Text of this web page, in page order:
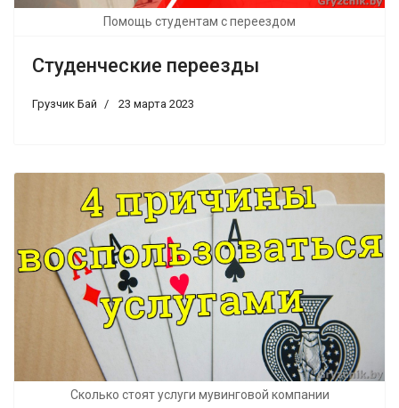
Помощь студентам с переездом
Студенческие переезды
Грузчик Бай 23 марта 2023
Сколько стоят услуги мувинговой компании